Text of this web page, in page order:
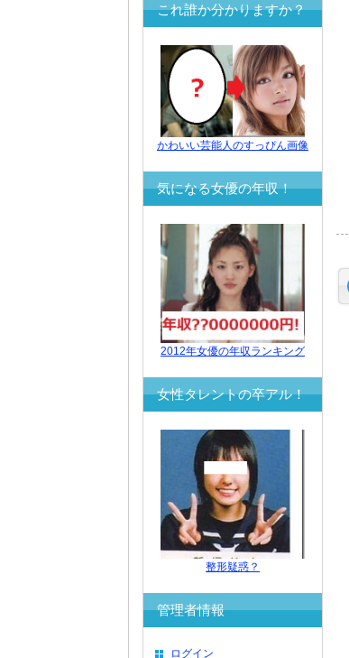
これ誰か分かりますか？
かわいい芸能人のすっぴん画像
気になる女優の年収！
2012年女優の年収ランキング
女性タレントの卒アル！
整形疑惑？
管理者情報
ログイン